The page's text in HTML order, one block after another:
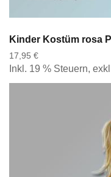
Kinder Kostüm rosa
17,95 €
Inkl. 19 % Steuern,